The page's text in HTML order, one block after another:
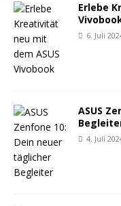
Erlebe
6. Juli
ASUS
4. Juli